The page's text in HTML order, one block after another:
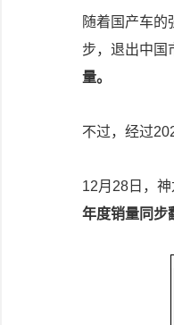
随着国产车的
步，退出中国
量。
不过，经过
12月28日，神
年度销量同步